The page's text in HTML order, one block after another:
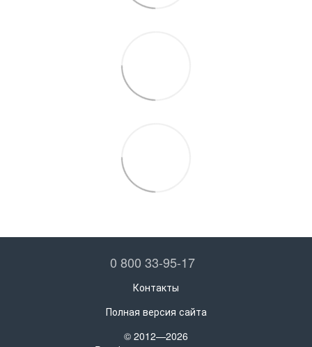
0 800 33-95-17
Контакты
Полная версия сайта
© 2012—2026